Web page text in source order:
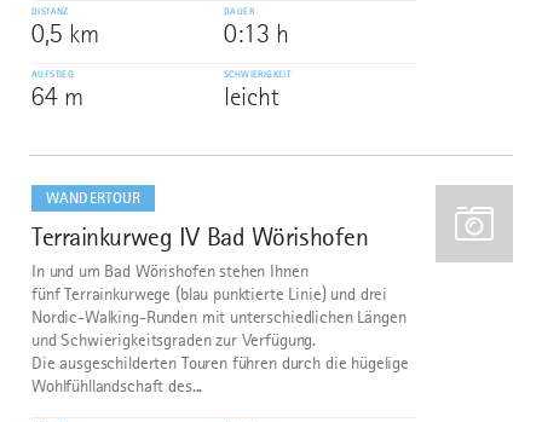
DISTANZ
0,5 km
DAUER
0:13 h
AUFSTIEG
64 m
SCHWIERIGKEIT
leicht
WANDERTOUR
3
Terrainkurweg IV Bad Wörishofen
In und um Bad Wörishofen stehen Ihnen
fünf Terrainkurwege (blau punktierte Linie) und drei
Nordic-Walking-Runden mit unterschiedlichen Längen
und Schwierigkeitsgraden zur Verfügung.
Die ausgeschilderten Touren führen durch die hügelige
Wohlfühllandschaft des...
dazu